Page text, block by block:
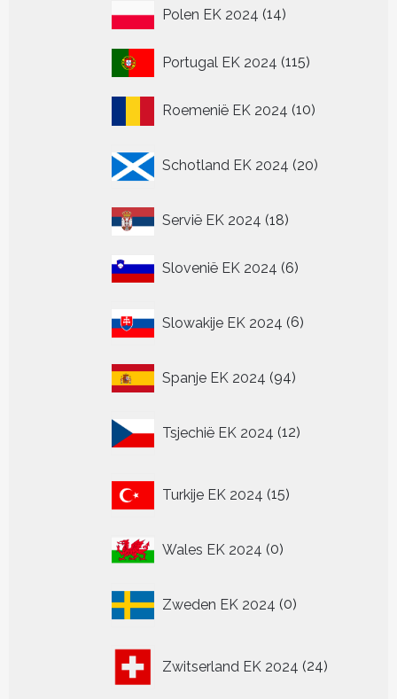
Polen EK 2024 1414
Portugal EK 2024 115115
Roemenië EK 2024 1010
Schotland EK 2024 20
producten
Servië EK 2024 1818
Slovenië EK 2024 66
Slowakije EK 2024 6
producten
Spanje EK 2024 9494
Tsjechië EK 2024 12
producten
Turkije EK 2024 15
producten
Wales EK 2024 00
Zweden EK 2024 0
producten
Zwitserland EK 2024 24
producten